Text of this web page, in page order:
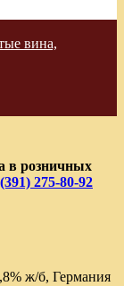
вина,
в розничных
275-80-92
ж/б, Германия